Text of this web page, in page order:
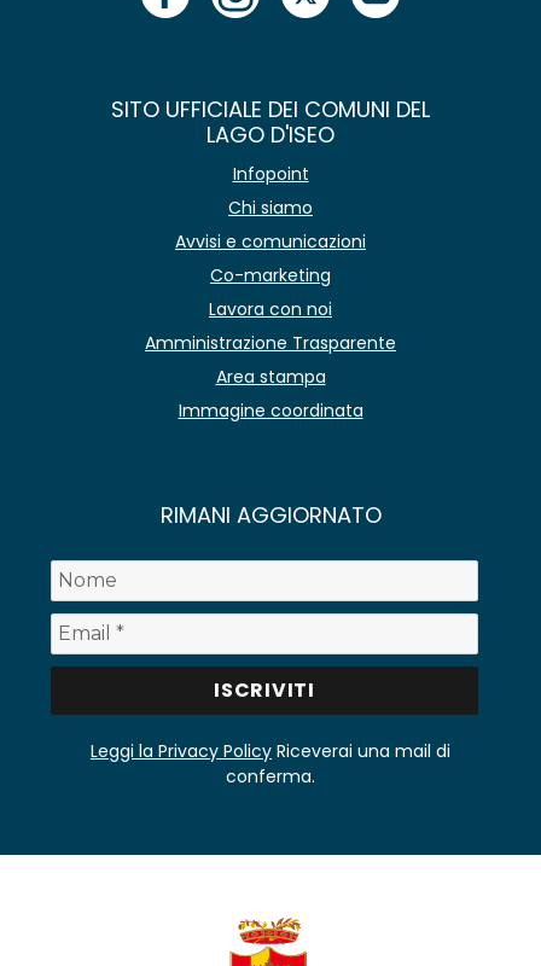
SITO UFFICIALE DEI COMUNI DEL
LAGO D'ISEO
Infopoint
Chi siamo
Avvisi e comunicazioni
Co-marketing
Lavora con noi
Amministrazione Trasparente
Area stampa
Immagine coordinata
RIMANI AGGIORNATO
Leggi la Privacy Policy Riceverai una mail di
conferma.